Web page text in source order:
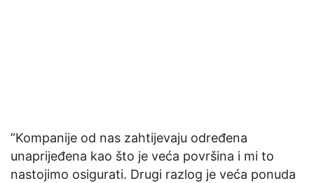
”Kompanije od nas zahtijevaju određena
unaprijeđena kao što je veća površina i mi to
nastojimo osigurati. Drugi razlog je veća ponuda